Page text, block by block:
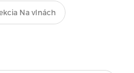
Na vlnách